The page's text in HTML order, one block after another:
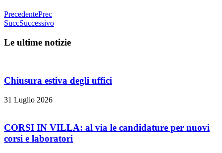
PrecedentePrec
SuccSuccessivo
Le ultime notizie
Chiusura estiva degli uffici
31 Luglio 2026
CORSI IN VILLA: al via le candidature per nuovi
corsi e laboratori